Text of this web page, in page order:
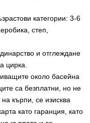
категории: 3-6
степ,
и отглеждане
цирка.
около басейна
са безплатни, но не
кърпи, се изисква
като гаранция, като